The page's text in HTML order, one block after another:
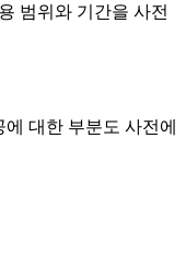
범위와 기간을 사전
대한 부분도 사전에